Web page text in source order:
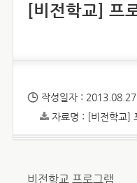
[비전학교] 프
작성일자 : 2013.08.27.
자료명 : [비전학교]
비전학교 프로그램